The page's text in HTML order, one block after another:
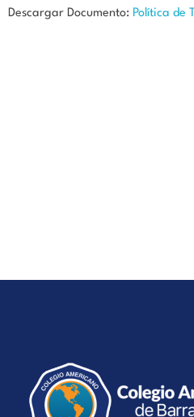
Descargar Documento: Política de